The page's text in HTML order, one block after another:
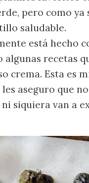
pero como ya
saludable.
está hecho
algunas recetas
crema. Esta es
aseguro que
siquiera van a